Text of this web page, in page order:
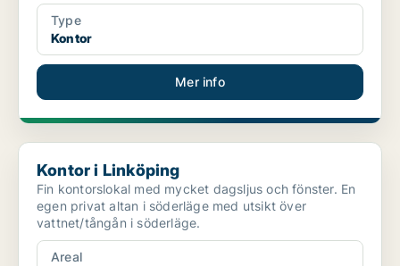
Type
Kontor
Mer info
Kontor i Linköping
Kontor i Linköping
Fin kontorslokal med mycket dagsljus och fönster. En
egen privat altan i söderläge med utsikt över
vattnet/tångån i söderläge.
Areal